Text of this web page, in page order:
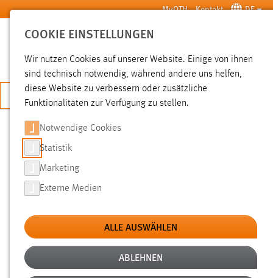
Zum Hauptinhalt springen MyOTH Kontakt DE
SUCHE
JETZT BEWERBEN
SUCHE
FILTER
Typ
Erstellungsdatum
COOKIE EINSTELLUNGEN
Wir nutzen Cookies auf unserer Website. Einige von ihnen
sind technisch notwendig, während andere uns helfen,
diese Website zu verbessern oder zusätzliche
Funktionalitäten zur Verfügung zu stellen.
Notwendige Cookies
Statistik
Marketing
Externe Medien
ALLE AUSWÄHLEN
ABLEHNEN